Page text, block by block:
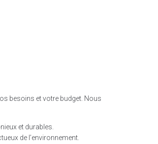
besoins et votre budget. Nous
et durables.
de l’environnement.